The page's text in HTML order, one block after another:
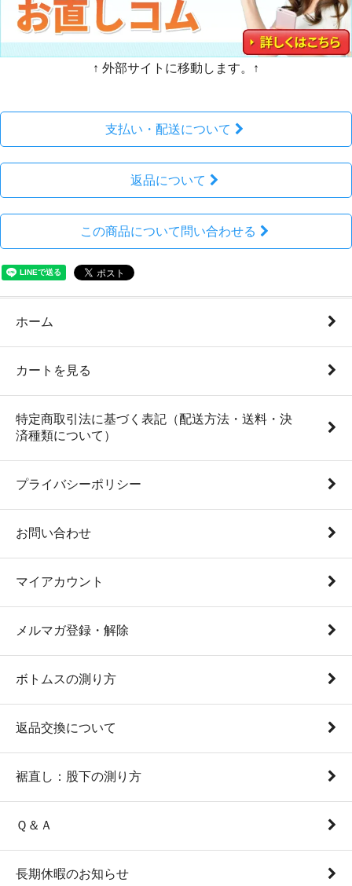
↑ 外部サイトに移動します。↑
支払い・配送について
返品について
この商品について問い合わせる
ホーム
カートを見る
特定商取引法に基づく表記（配送方法・送料・決
済種類について）
プライバシーポリシー
お問い合わせ
マイアカウント
メルマガ登録・解除
ボトムスの測り方
返品交換について
裾直し：股下の測り方
Ｑ＆Ａ
長期休暇のお知らせ